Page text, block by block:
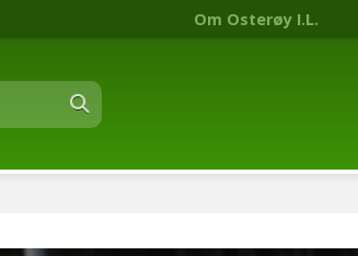
Om Osterøy I.L.